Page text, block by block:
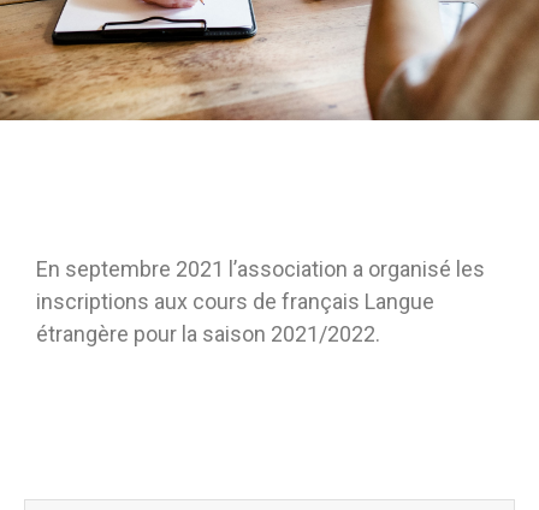
En septembre 2021 l’association a organisé les
inscriptions aux cours de français Langue
étrangère pour la saison 2021/2022.